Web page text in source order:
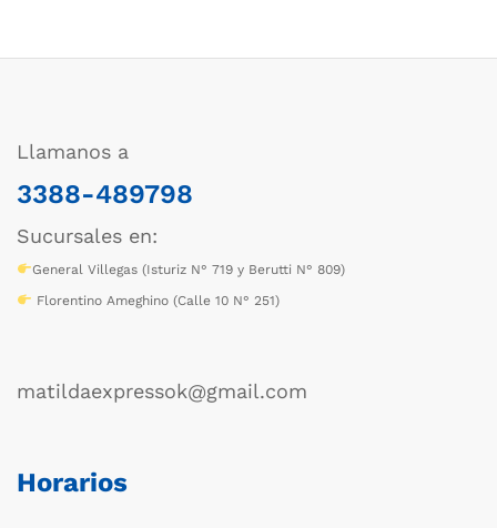
Llamanos a
3388-489798
Sucursales en:
General Villegas (Isturiz N° 719 y Berutti N° 809)
Florentino Ameghino (Calle 10 N° 251)
matildaexpressok@gmail.com
Horarios